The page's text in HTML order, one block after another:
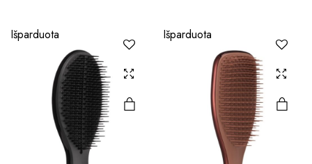
Išparduota Išparduota